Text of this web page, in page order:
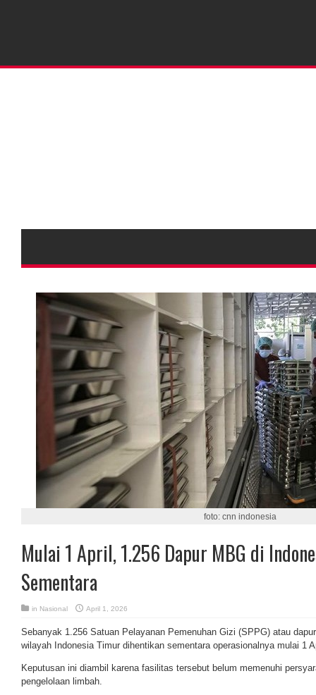
foto: cnn indonesia
Mulai 1 April, 1.256 Dapur MBG di
Sementara
in Nasional April 1, 2026
Sebanyak 1.256 Satuan Pelayanan Pemenuhan Gizi (SPPG) atau
wilayah Indonesia Timur dihentikan sementara operasionalnya mulai 1
Keputusan ini diambil karena fasilitas tersebut belum memenuhi
pengelolaan limbah.